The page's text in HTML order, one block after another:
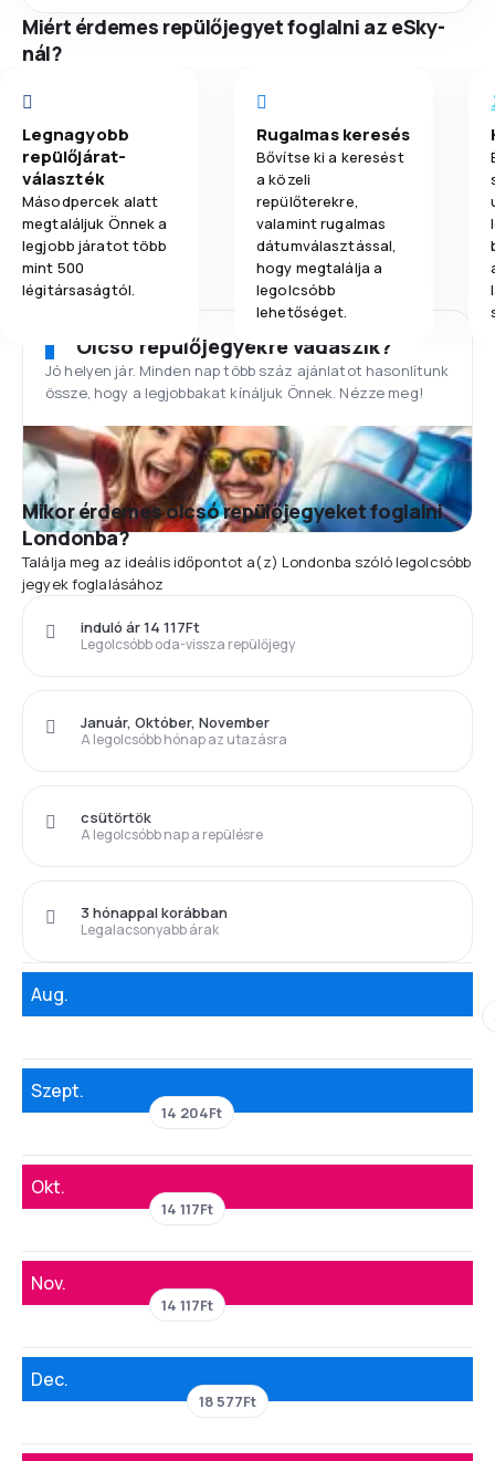
Miért érdemes repülőjegyet foglalni az eSky-
nál?
Legnagyobb
repülőjárat-
választék
Másodpercek alatt
megtaláljuk Önnek a
legjobb járatot több
mint 500
légitársaságtól.
Rugalmas keresés
Bővítse ki a keresést
a közeli
repülőterekre,
valamint rugalmas
dátumválasztással,
hogy megtalálja a
legolcsóbb
lehetőséget.
Olcsó repülőjegyekre vadászik?
Jó helyen jár. Minden nap több száz ajánlatot hasonlítunk
össze, hogy a legjobbakat kínáljuk Önnek. Nézze meg!
Mikor érdemes olcsó repülőjegyeket foglalni
Londonba?
Találja meg az ideális időpontot a(z) Londonba szóló legolcsóbb
jegyek foglalásához
Legolcsóbb oda-vissza repülőjegy
induló ár 14 117Ft
A legolcsóbb hónap az utazásra
Január, Október, November
A legolcsóbb nap a repülésre
csütörtök
Legalacsonyabb árak
3 hónappal korábban
Aug.
Szept.
14 204Ft
Okt.
14 117Ft
Nov.
14 117Ft
Dec.
18 577Ft